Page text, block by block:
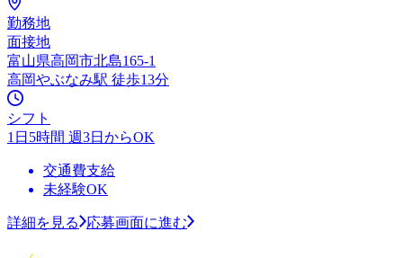
勤務地
面接地
富山県高岡市北島165-1
高岡やぶなみ駅 徒歩13分
シフト
1日5時間 週3日からOK
交通費支給
未経験OK
詳細を見る 応募画面に進む